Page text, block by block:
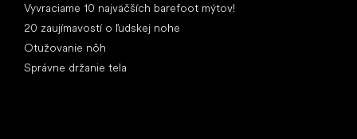
Vyvraciame 10 najväčších barefoot mýtov!
20 zaujímavostí o ľudskej nohe
Otužovanie nôh
Správne držanie tela